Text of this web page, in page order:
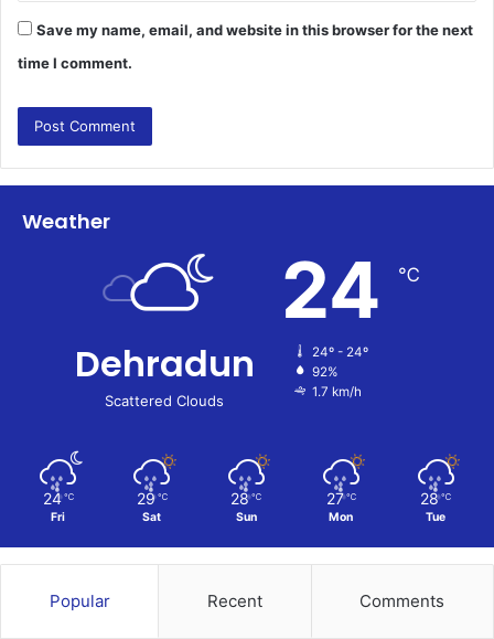
Save my name, email, and website in this browser for the next
time I comment.
Weather
Dehradun
Scattered Clouds
24 ℃
24º - 24º
92%
1.7 km/h
24 ℃
Fri
29 ℃
Sat
28 ℃
Sun
27 ℃
Mon
28 ℃
Tue
Popular Recent Comments